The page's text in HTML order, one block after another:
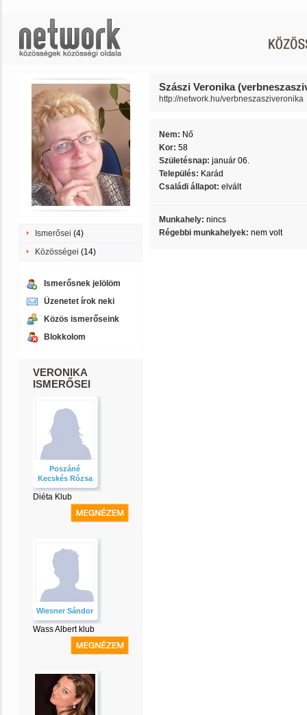
Ismerősei (4)
Közösségei (14)
Ismerősnek jelölöm
Üzenetet írok neki
Közös ismerőseink
Blokkolom
VERONIKA
ISMERŐSEI
Poszáné
Kecskés Rózsa
Diéta Klub
Wiesner Sándor
Wass Albert klub
Szászi Veronika
http://network.hu/verbneszasziveronika
Nem: Nő
Kor: 58
Születésnap: január 06.
Település: Karád
Családi állapot: elvált
Munkahely: nincs
Régebbi munkahelyek: nem volt